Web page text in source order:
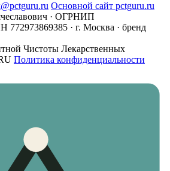
Основной сайт pctguru.ru
· ОГРНИП
772973869385 · г. Москва · бренд
Чистоты Лекарственных
Политика конфиденциальности